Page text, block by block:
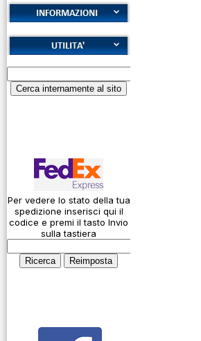
Cookies
Diritto di recesso
Garanzie
Alfabeto Fonetico
ICAO
Codice Q
Come si usa un
cavo
Connessioni
microfoniche
Cosa è l' ADS-B
antenne e cavi
Per vedere lo stato della tua
spedizione inserisci qui il
codice e premi il tasto Invio
sulla tastiera